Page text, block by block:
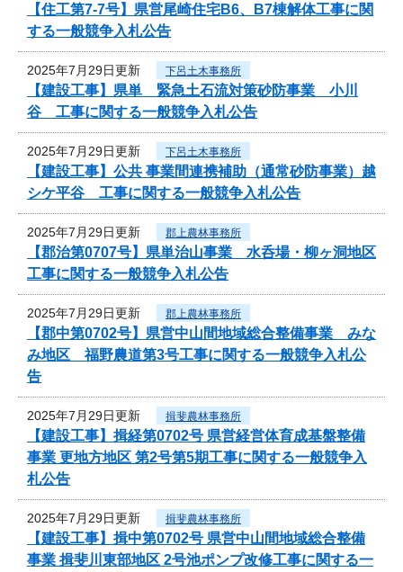
【住工第7-7号】県営尾崎住宅B6、B7棟解体工事に関
する一般競争入札公告
2025年7月29日更新 下呂土木事務所
【建設工事】県単 緊急土石流対策砂防事業 小川
谷 工事に関する一般競争入札公告
2025年7月29日更新 下呂土木事務所
【建設工事】公共 事業間連携補助（通常砂防事業）越
シケ平谷 工事に関する一般競争入札公告
2025年7月29日更新 郡上農林事務所
【郡治第0707号】県単治山事業 水呑場・柳ヶ洞地区
工事に関する一般競争入札公告
2025年7月29日更新 郡上農林事務所
【郡中第0702号】県営中山間地域総合整備事業 みな
み地区 福野農道第3号工事に関する一般競争入札公
告
2025年7月29日更新 揖斐農林事務所
【建設工事】揖経第0702号 県営経営体育成基盤整備
事業 更地方地区 第2号第5期工事に関する一般競争入
札公告
2025年7月29日更新 揖斐農林事務所
【建設工事】揖中第0702号 県営中山間地域総合整備
事業 揖斐川東部地区 2号池ポンプ改修工事に関する一